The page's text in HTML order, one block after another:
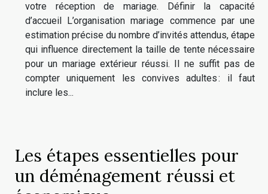
Les étapes essentielles pour
un déménagement réussi et
votre réception de mariage. Définir la capacité
d’accueil L’organisation mariage commence par une
estimation précise du nombre d’invités attendus, étape
qui influence directement la taille de tente nécessaire
pour un mariage extérieur réussi. Il ne suffit pas de
compter uniquement les convives adultes : il faut
inclure les...